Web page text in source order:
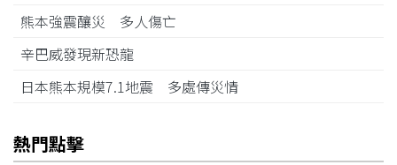
熊本強震釀災 多人傷亡
辛巴威發現新恐龍
日本熊本規模7.1地震 多處傳災情
熱門點擊